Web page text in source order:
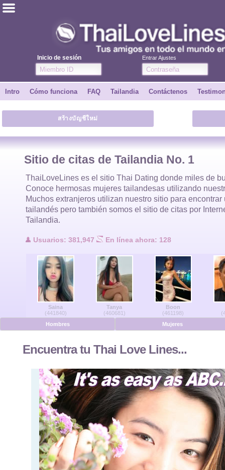
Inicio de sesión Entrar Ajustes
ไทย
Testimonios
Dile a un amigo
Intro
Contáctenos
Hombres en línea
Mujeres en línea
Español
Intro Cómo funciona FAQ Tailandia Contáctenos
สร้างบัญชีใหม่
Sitio de citas de Tailandia No. 1
ThaiLoveLines es el sitio Thai Dating donde miles de
Conoce hermosas mujeres tailandesas utilizando
Muchos extranjeros utilizan nuestro sitio para
tailandés pero también somos el sitio de citas por
Tailandia.
Usuarios: 381,947 En línea ahora: 128
Saina
(441840)
Tanya
(460681)
Boon
(461198)
Hombres
Mujeres
Encuentra tu Thai Love Lines...